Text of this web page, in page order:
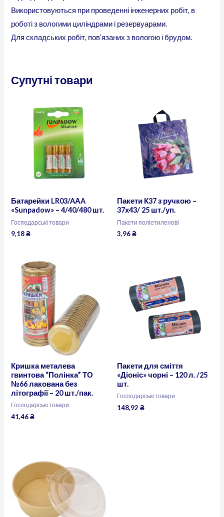
Використовуються при проведенні інженерних робіт, в
роботі з вологими циліндрами і резервуарами.
Для складських робіт, пов’язаних з вологою і брудом.
Супутні товари
Батарейки LR03/AАA
«Sunpadow» – 4/40/480 шт.
Господарські товари
9,18₴
Пакети К37 з ручкою –
37х43/ 25 шт./уп.
Пакети поліетиленові
3,96₴
Кришка металева
гвинтова “Полінка” ТО
№66 лакована без
літографії – 20 шт./пак.
Господарські товари
41,46₴
Пакети для сміття
«Діоніс» чорні – 120 л. /25
шт.
Господарські товари
148,92 ₴